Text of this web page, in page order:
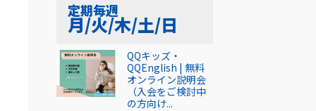
定期毎週
月/火/木/土/日
QQキッズ・
QQEnglish | 無料
オンライン説明会
（入会をご検討中
の方向け...